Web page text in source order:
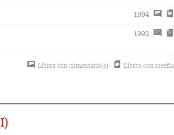
1994
1992
Libros con comentario(s) Libros con reseña